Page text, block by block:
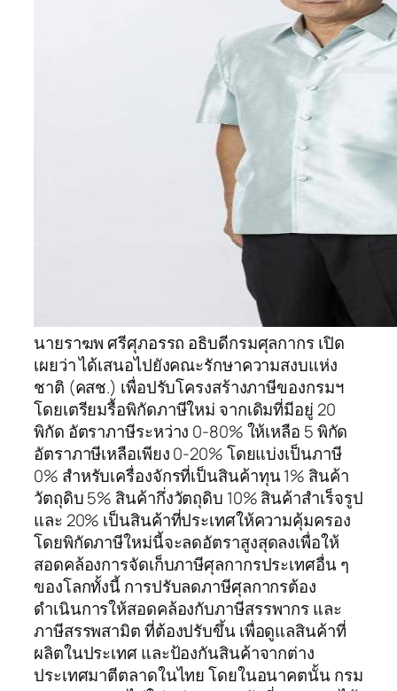
นายราฆพ ศรีศุภอรรถ อธิบดีกรมศุลกากร เปิด
เผยว่า ได้เสนอไปยังคณะรักษาความสงบแห่ง
ชาติ (คสช.) เพื่อปรับโครงสร้างภาษีของกรมฯ
โดยเตรียมรื้อพิกัดภาษีใหม่ จากเดิมที่มีอยู่ 20
พิกัด อัตราภาษีระหว่าง 0-80% ให้เหลือ 5 พิกัด
อัตราภาษีเหลือเพียง 0-20% โดยแบ่งเป็นภาษี
0% สำหรับเครื่องจักรที่เป็นสินค้าทุน 1% สินค้า
วัตถุดิบ 5% สินค้ากึ่งวัตถุดิบ 10% สินค้าสำเร็จรูป
และ 20% เป็นสินค้าที่ประเทศให้ความคุ้มครอง
โดยพิกัดภาษีใหม่นี้จะลดอัตราสูงสุดลงเพื่อให้
สอดคล้องการจัดเก็บภาษีศุลกากรประเทศอื่น ๆ
ของโลกทั้งนี้ การปรับลดภาษีศุลกากรต้อง
ดำเนินการให้สอดคล้องกับภาษีสรรพากร และ
ภาษีสรรพสามิต ที่ต้องปรับขึ้น เพื่อดูแลสินค้าที่
ผลิตในประเทศ และป้องกันสินค้าจากต่าง
ประเทศมาตีตลาดในไทย โดยในอนาคตนั้น กรม